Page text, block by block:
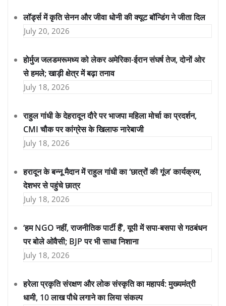
लॉर्ड्स में कृति सेनन और जीवा धोनी की क्यूट बॉन्डिंग ने जीता दिल
July 20, 2026
होर्मुज जलडमरूमध्य को लेकर अमेरिका-ईरान संघर्ष तेज, दोनों ओर
से हमले; खाड़ी क्षेत्र में बढ़ा तनाव
July 18, 2026
राहुल गांधी के देहरादून दौरे पर भाजपा महिला मोर्चा का प्रदर्शन,
CMI चौक पर कांग्रेस के खिलाफ नारेबाजी
July 18, 2026
हरादून के बन्नू मैदान में राहुल गांधी का ‘छात्रों की गूंज’ कार्यक्रम,
देशभर से पहुंचे छात्र
July 18, 2026
‘हम NGO नहीं, राजनीतिक पार्टी हैं’, यूपी में सपा-बसपा से गठबंधन
पर बोले ओवैसी; BJP पर भी साधा निशाना
July 18, 2026
हरेला प्रकृति संरक्षण और लोक संस्कृति का महापर्व: मुख्यमंत्री
धामी, 10 लाख पौधे लगाने का लिया संकल्प